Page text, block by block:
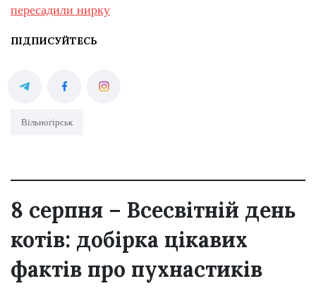
пересадили нирку
ПІДПИСУЙТЕСЬ
Вільногірськ
8 серпня – Всесвітній день
котів: добірка цікавих
фактів про пухнастиків